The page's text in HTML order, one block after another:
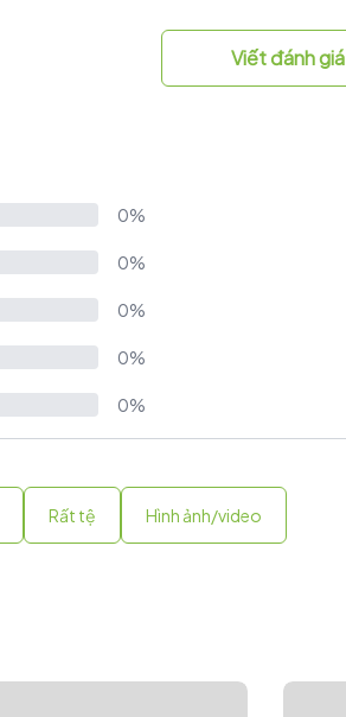
Viết đánh giá
0%
0%
0%
0%
0%
Rất tệ Hình ảnh/video